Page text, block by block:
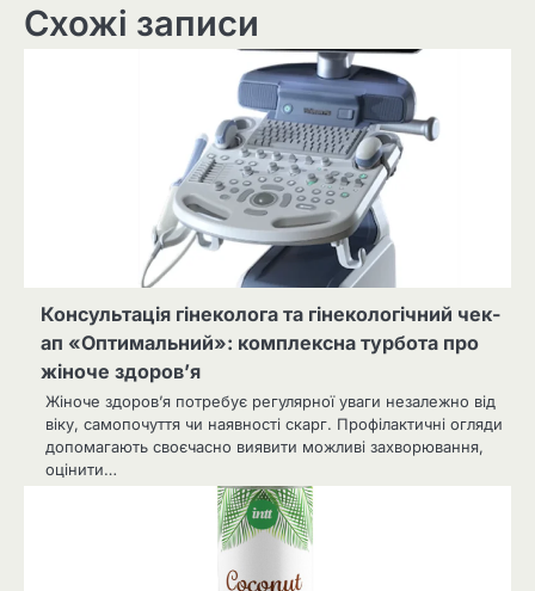
Схожі записи
Консультація гінеколога та гінекологічний чек-
ап «Оптимальний»: комплексна турбота про
жіноче здоров’я
Жіноче здоров’я потребує регулярної уваги незалежно від
віку, самопочуття чи наявності скарг. Профілактичні огляди
допомагають своєчасно виявити можливі захворювання,
оцінити…